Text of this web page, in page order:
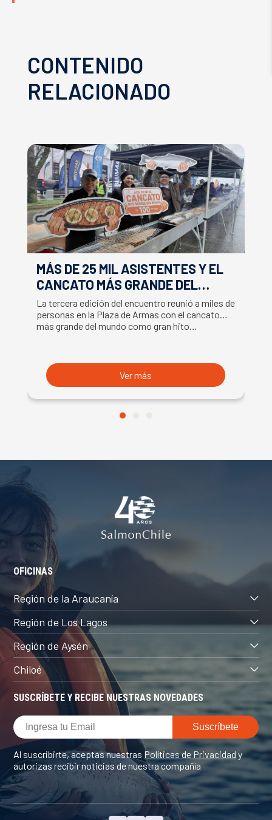
CONTENIDO
RELACIONADO
MÁS DE 25 MIL ASISTENTES Y EL
CANCATO MÁS GRANDE DEL
MUNDO MARCAN EXITOSO CIERRE
DE LA SEMANA DEL SALMÓN
La tercera edición del encuentro reunió a miles de
personas en la Plaza de Armas con el cancato
más grande del mundo como gran hito…
Ver más
SUSCRÍBETE Y RECIBE NUESTRAS NOVEDADES
Al suscribirte, aceptas nuestras Políticas de Privacidady
autorizas recibir noticias de nuestra compañía
OFICINAS
Región de la Araucanía
Región de Los Lagos
Región de Aysén
Chiloé